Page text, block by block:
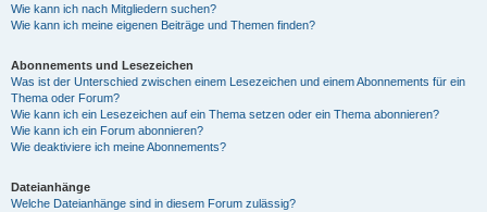
Wie kann ich nach Mitgliedern suchen?
Wie kann ich meine eigenen Beiträge und Themen finden?
Abonnements und Lesezeichen
Was ist der Unterschied zwischen einem Lesezeichen und einem Abonnements für ein
Thema oder Forum?
Wie kann ich ein Lesezeichen auf ein Thema setzen oder ein Thema abonnieren?
Wie kann ich ein Forum abonnieren?
Wie deaktiviere ich meine Abonnements?
Dateianhänge
Welche Dateianhänge sind in diesem Forum zulässig?